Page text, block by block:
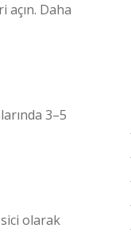
açın. Daha
3–5
olarak